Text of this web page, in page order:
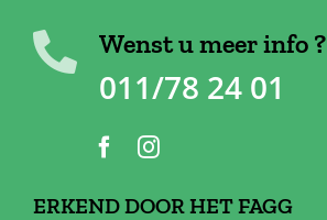
Wenst u meer info ?
011/78 24 01
ERKEND DOOR HET FAGG